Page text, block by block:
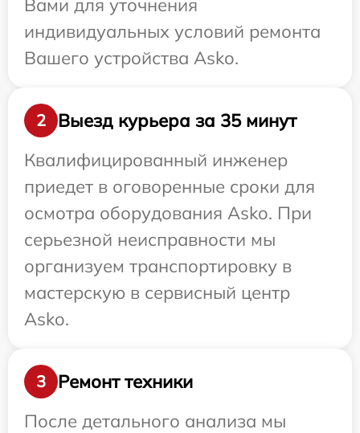
Вами для уточнения
индивидуальных условий ремонта
Вашего устройства Asko.
2
Выезд курьера за 35 минут
Квалифицированный инженер
приедет в оговоренные сроки для
осмотра оборудования Asko. При
серьезной неисправности мы
организуем транспортировку в
мастерскую в сервисный центр
Asko.
3
Ремонт техники
После детального анализа мы